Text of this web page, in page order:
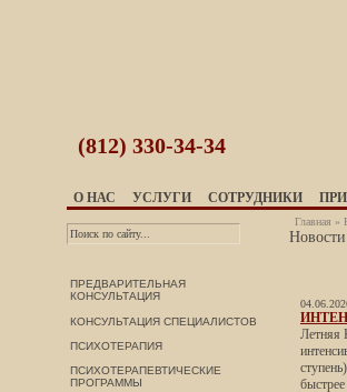
(812) 330-34-34
О НАС УСЛУГИ СОТРУДНИКИ
ПРЕДВАРИТЕЛЬНАЯ
КОНСУЛЬТАЦИЯ
КОНСУЛЬТАЦИЯ СПЕЦИАЛИСТОВ
ПСИХОТЕРАПИЯ
ПСИХОТЕРАПЕВТИЧЕСКИЕ
ПРОГРАММЫ
Главная »
Новости